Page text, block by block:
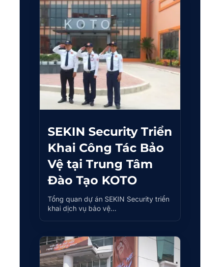
SEKIN Security Triển
Khai Công Tác Bảo
Vệ tại Trung Tâm
Đào Tạo KOTO
Tổng quan dự án SEKIN Security triển
khai dịch vụ bảo vệ…